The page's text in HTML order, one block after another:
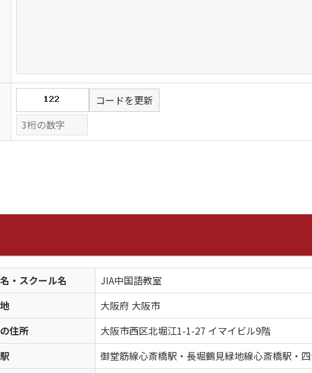
コードを更新
・スクール名
JIA中国語教室
大阪府 大阪市
住所
大阪市西区北堀江1-1-27 イマイビル9階
御堂筋線心斎橋駅・長堀鶴見緑地線心斎橋駅・